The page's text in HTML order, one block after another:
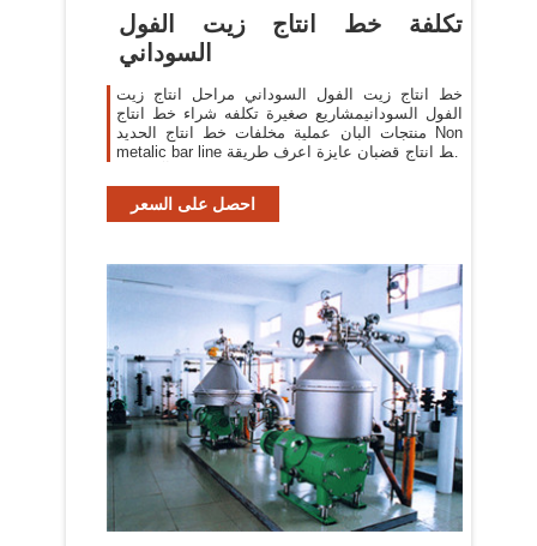
تكلفة خط انتاج زيت الفول
السوداني
خط انتاج زيت الفول السوداني مراحل انتاج زيت
الفول السودانيمشاريع صغيرة تكلفه شراء خط انتاج
منتجات البان عملية مخلفات خط انتاج الحديد Non
metalic bar line خط انتاج قضبان عايزة اعرف طريقة
احصل على السعر